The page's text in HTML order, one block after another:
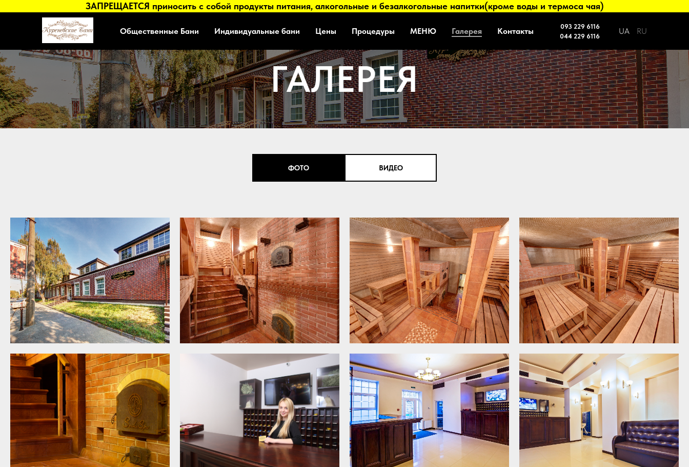
ЗАПРЕЩАЕТСЯ приносить с собой продукты питания, алкогольные и безалкогольные напитки(кроме воды и термоса чая)
Общественные Бани Индивидуальные бани Цены Процедуры МЕНЮ Галерея Контакты
093 229 6116
044 229 6116
UA RU
ГАЛЕРЕЯ
ФОТО ВИДЕО